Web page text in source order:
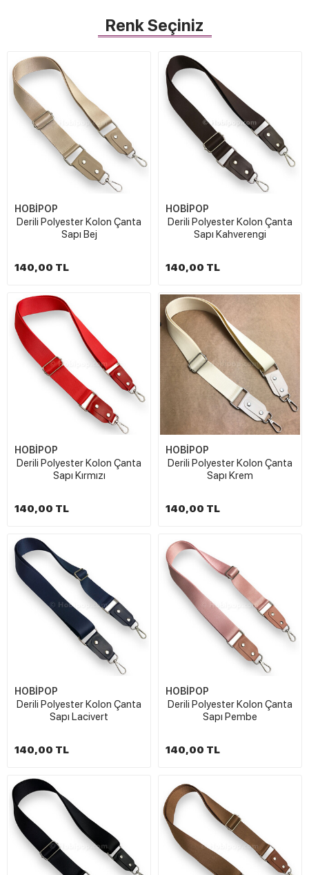
Renk Seçiniz
HOBİPOP
Derili Polyester Kolon Çanta
Sapı Bej
140,00 TL
HOBİPOP
Derili Polyester Kolon Çanta
Sapı Kahverengi
140,00 TL
HOBİPOP
Derili Polyester Kolon Çanta
Sapı Kırmızı
140,00 TL
HOBİPOP
Derili Polyester Kolon Çanta
Sapı Krem
140,00 TL
HOBİPOP
Derili Polyester Kolon Çanta
Sapı Lacivert
140,00 TL
HOBİPOP
Derili Polyester Kolon Çanta
Sapı Pembe
140,00 TL